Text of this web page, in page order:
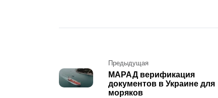
Post
navigation
Предыдущая
МАРАД верификация
документов в Украине для
моряков